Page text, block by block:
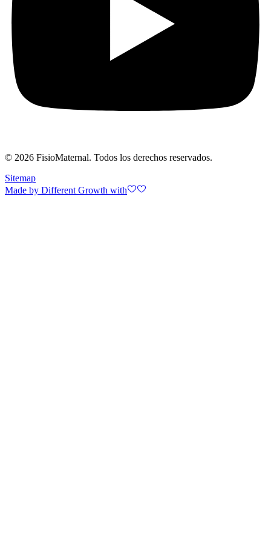
© 2026 FisioMaternal. Todos los derechos reservados.
Sitemap
Made by Different Growth with